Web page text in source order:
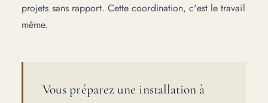
projets sans rapport. Cette coordination, c'est le travail
même.
Vous préparez une installation à